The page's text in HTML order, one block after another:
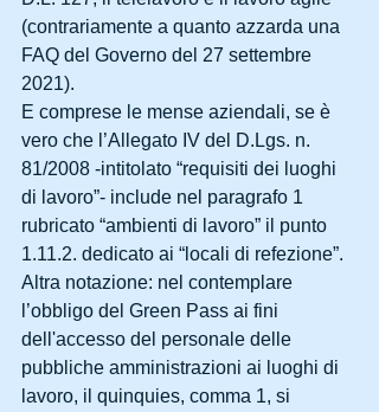
(contrariamente a quanto azzarda una
FAQ del Governo del 27 settembre
2021).
E comprese le mense aziendali, se è
vero che l’Allegato IV del D.Lgs. n.
81/2008 -intitolato “requisiti dei luoghi
di lavoro”- include nel paragrafo 1
rubricato “ambienti di lavoro” il punto
1.11.2. dedicato ai “locali di refezione”.
Altra notazione: nel contemplare
l’obbligo del Green Pass ai fini
dell'accesso del personale delle
pubbliche amministrazioni ai luoghi di
lavoro, il quinquies, comma 1, si